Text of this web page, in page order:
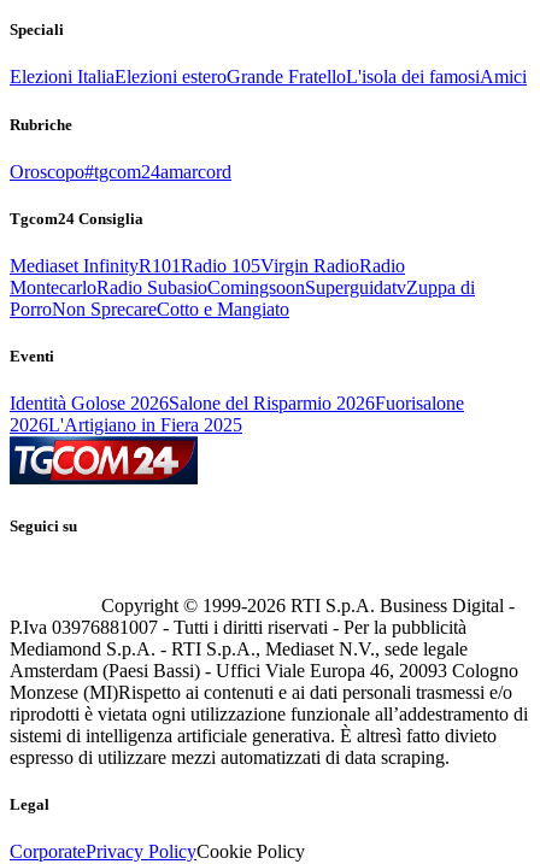
Speciali
Elezioni ItaliaElezioni esteroGrande FratelloL'isola dei famosiAmici
Rubriche
Oroscopo#tgcom24amarcord
Tgcom24 Consiglia
Mediaset InfinityR101Radio 105Virgin RadioRadio
MontecarloRadio SubasioComingsoonSuperguidatvZuppa di
PorroNon SprecareCotto e Mangiato
Eventi
Identità Golose 2026Salone del Risparmio 2026Fuorisalone
2026L'Artigiano in Fiera 2025
Seguici su
Copyright © 1999-2026 RTI S.p.A. Business Digital -
P.Iva 03976881007 - Tutti i diritti riservati - Per la pubblicità
Mediamond S.p.A. - RTI S.p.A., Mediaset N.V., sede legale
Amsterdam (Paesi Bassi) - Uffici Viale Europa 46, 20093 Cologno
Monzese (MI)Rispetto ai contenuti e ai dati personali trasmessi e/o
riprodotti è vietata ogni utilizzazione funzionale all’addestramento di
sistemi di intelligenza artificiale generativa. È altresì fatto divieto
espresso di utilizzare mezzi automatizzati di data scraping.
Legal
CorporatePrivacy PolicyCookie Policy